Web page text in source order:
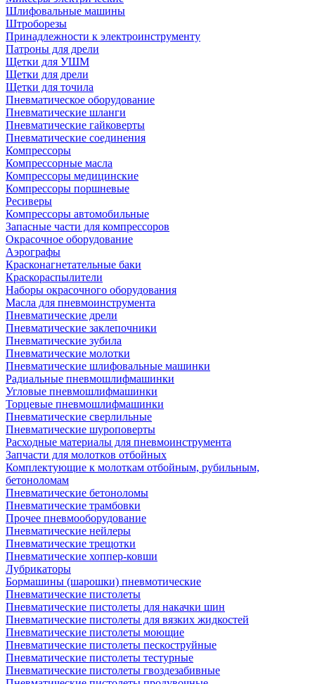
Шлифовальные машины
Штроборезы
Принадлежности к электроинструменту
Патроны для дрели
Щетки для УШМ
Щетки для дрели
Щетки для точила
Пневматическое оборудование
Пневматические шланги
Пневматические гайковерты
Пневматические соединения
Компрессоры
Компрессорные масла
Компрессоры медицинские
Компрессоры поршневые
Ресиверы
Компрессоры автомобильные
Запасные части для компрессоров
Окрасочное оборудование
Аэрографы
Красконагнетательные баки
Краскораспылители
Наборы окрасочного оборудования
Масла для пневмоинструмента
Пневматические дрели
Пневматические заклепочники
Пневматические зубила
Пневматические молотки
Пневматические шлифовальные машинки
Радиальные пневмошлифмашинки
Угловые пневмошлифмашинки
Торцевые пневмошлифмашинки
Пневматические сверлильные
Пневматические шуроповерты
Расходные материалы для пневмоинструмента
Запчасти для молотков отбойных
Комплектующие к молоткам отбойным, рубильным,
бетоноломам
Пневматические бетоноломы
Пневматические трамбовки
Прочее пневмооборудование
Пневматические нейлеры
Пневматические трещотки
Пневматические хоппер-ковши
Лубрикаторы
Бормашины (шарошки) пневмотические
Пневматические пистолеты
Пневматические пистолеты для накачки шин
Пневматические пистолеты для вязких жидкостей
Пневматические пистолеты моющие
Пневматические пистолеты пескоструйные
Пневматические пистолеты тестурные
Пневматические пистолеты гвоздезабивные